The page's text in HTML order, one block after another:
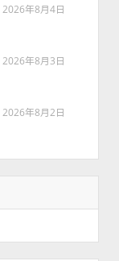
2026年8月4日
2026年8月3日
2026年8月2日